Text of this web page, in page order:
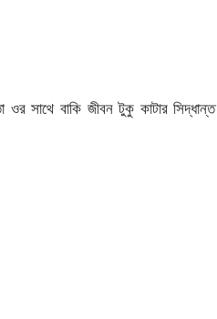
সাথে বাকি জীবন টুকু কাটার সিদ্ধান্ত